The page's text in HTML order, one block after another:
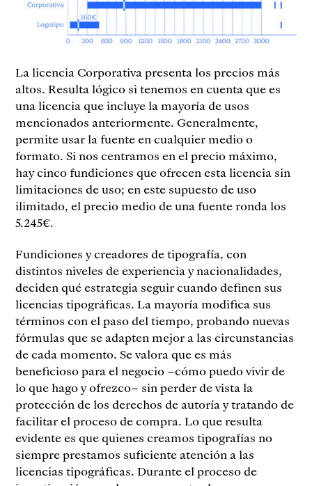
La licencia Corporativa presenta los precios más
altos. Resulta lógico si tenemos en cuenta que es
una licencia que incluye la mayoría de usos
mencionados anteriormente. Generalmente,
permite usar la fuente en cualquier medio o
formato. Si nos centramos en el precio máximo,
hay cinco fundiciones que ofrecen esta licencia sin
limitaciones de uso; en este supuesto de uso
ilimitado, el precio medio de una fuente ronda los
5.245€.
Fundiciones y creadores de tipografía, con
distintos niveles de experiencia y nacionalidades,
deciden qué estrategia seguir cuando definen sus
licencias tipográficas. La mayoría modifica sus
términos con el paso del tiempo, probando nuevas
fórmulas que se adapten mejor a las circunstancias
de cada momento. Se valora que es más
beneficioso para el negocio –cómo puedo vivir de
lo que hago y ofrezco– sin perder de vista la
protección de los derechos de autoría y tratando de
facilitar el proceso de compra. Lo que resulta
evidente es que quienes creamos tipografías no
siempre prestamos suficiente atención a las
licencias tipográficas. Durante el proceso de